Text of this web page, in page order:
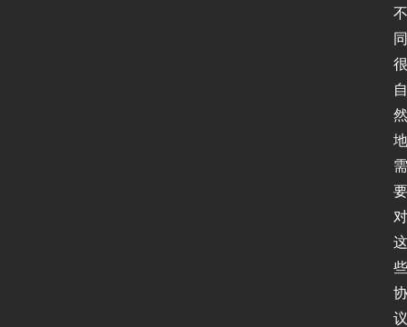
不
同
很
自
然
地
需
要
对
这
些
协
议